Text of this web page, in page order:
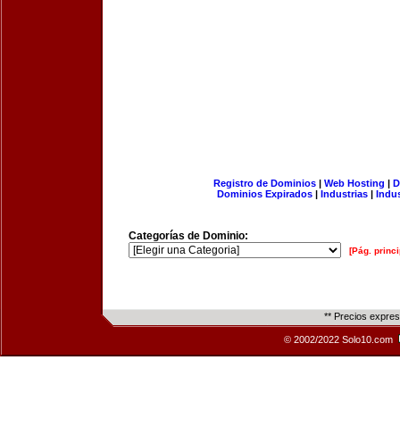
Registro de Dominios| Web Hosting |
Dominios Expirados | Industrias |
Categorías de Dominio:
[Pág.
** Precios
© 2002/2022 Solo10.com